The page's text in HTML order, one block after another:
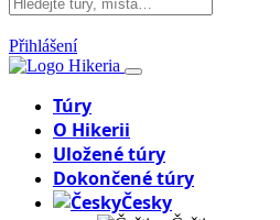
Přihlášení
Hikeria
Túry
O Hikerii
Uložené túry
Dokončené túry
Česky